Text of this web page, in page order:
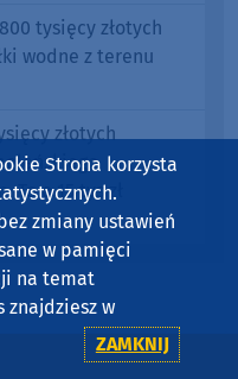
tysięcy złotych
wodne z terenu
złotych
o 15 tys zł
Strona korzysta
zmiany ustawień
w pamięci
na temat
w
ZAMKNIJ